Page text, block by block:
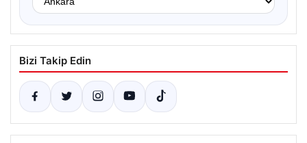
Bizi Takip Edin